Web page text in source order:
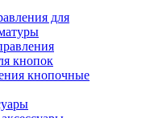
для
кнопок
кнопочные